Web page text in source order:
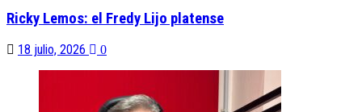
Ricky Lemos: el Fredy Lijo platense
18 julio, 2026 0